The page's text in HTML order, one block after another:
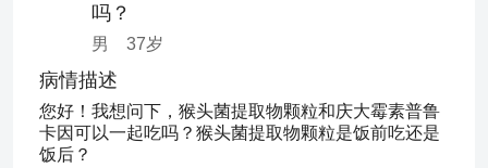
吗？
男 37岁
病情描述
您好！我想问下，猴头菌提取物颗粒和庆大霉素普鲁
卡因可以一起吃吗？猴头菌提取物颗粒是饭前吃还是
饭后？